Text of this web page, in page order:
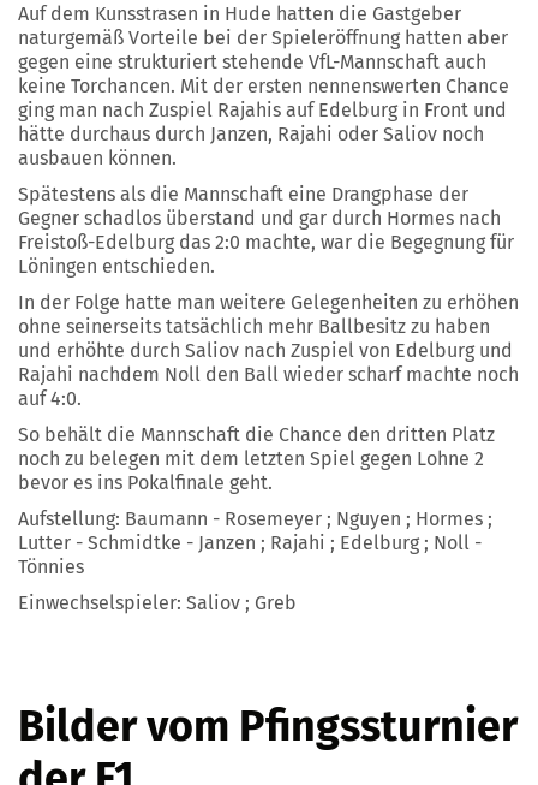
Auf dem Kunsstrasen in Hude hatten die Gastgeber
naturgemäß Vorteile bei der Spieleröffnung hatten aber
gegen eine strukturiert stehende VfL-Mannschaft auch
keine Torchancen. Mit der ersten nennenswerten Chance
ging man nach Zuspiel Rajahis auf Edelburg in Front und
hätte durchaus durch Janzen, Rajahi oder Saliov noch
ausbauen können.
Spätestens als die Mannschaft eine Drangphase der
Gegner schadlos überstand und gar durch Hormes nach
Freistoß-Edelburg das 2:0 machte, war die Begegnung für
Löningen entschieden.
In der Folge hatte man weitere Gelegenheiten zu erhöhen
ohne seinerseits tatsächlich mehr Ballbesitz zu haben
und erhöhte durch Saliov nach Zuspiel von Edelburg und
Rajahi nachdem Noll den Ball wieder scharf machte noch
auf 4:0.
So behält die Mannschaft die Chance den dritten Platz
noch zu belegen mit dem letzten Spiel gegen Lohne 2
bevor es ins Pokalfinale geht.
Aufstellung: Baumann - Rosemeyer ; Nguyen ; Hormes ;
Lutter - Schmidtke - Janzen ; Rajahi ; Edelburg ; Noll -
Tönnies
Einwechselspieler: Saliov ; Greb
Bilder vom Pfingssturnier